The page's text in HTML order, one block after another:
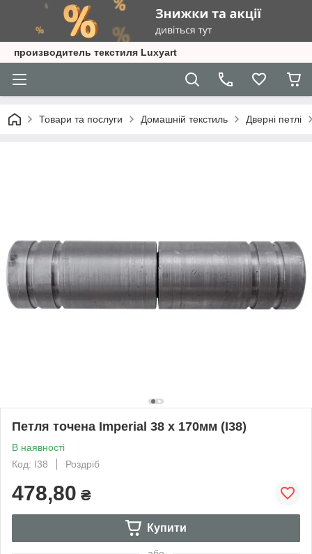
производитель текстиля Luxyart
Товари та послуги Домашній текстиль Дверні петлі
Петля точена Imperial 38 x 170мм (I38)
В наявності
Код: I38
Роздріб
478,80 ₴
Купити